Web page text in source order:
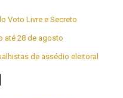
Voto Livre e Secreto
até 28 de agosto
de assédio eleitoral